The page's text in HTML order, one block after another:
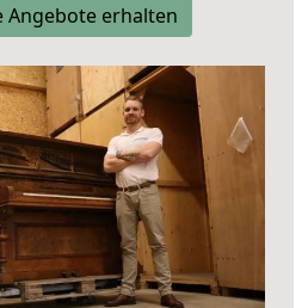
Angebote erhalten